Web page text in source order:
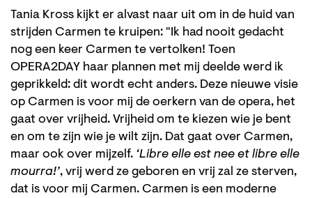
Tania Kross kijkt er alvast naar uit om in de huid van
strijden Carmen te kruipen: "Ik had nooit gedacht
nog een keer Carmen te vertolken! Toen
OPERA2DAY haar plannen met mij deelde werd ik
geprikkeld: dit wordt echt anders. Deze nieuwe visie
op Carmen is voor mij de oerkern van de opera, het
gaat over vrijheid. Vrijheid om te kiezen wie je bent
en om te zijn wie je wilt zijn. Dat gaat over Carmen,
maar ook over mijzelf. ‘Libre elle est nee et libre elle
mourra!’, vrij werd ze geboren en vrij zal ze sterven,
dat is voor mij Carmen. Carmen is een moderne